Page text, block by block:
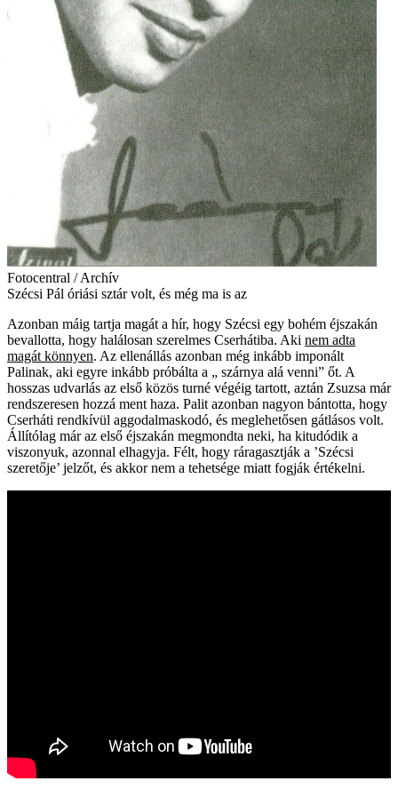
Fotocentral / Archív
Szécsi Pál óriási sztár volt, és még ma is az
Azonban máig tartja magát a hír, hogy Szécsi egy bohém éjszakán
bevallotta, hogy halálosan szerelmes Cserhátiba. Aki nem adta
magát könnyen. Az ellenállás azonban még inkább imponált
Palinak, aki egyre inkább próbálta a „ szárnya alá venni” őt. A
hosszas udvarlás az első közös turné végéig tartott, aztán Zsuzsa már
rendszeresen hozzá ment haza. Palit azonban nagyon bántotta, hogy
Cserháti rendkívül aggodalmaskodó, és meglehetősen gátlásos volt.
Állítólag már az első éjszakán megmondta neki, ha kitudódik a
viszonyuk, azonnal elhagyja. Félt, hogy ráragasztják a ’Szécsi
szeretője’ jelzőt, és akkor nem a tehetsége miatt fogják értékelni.